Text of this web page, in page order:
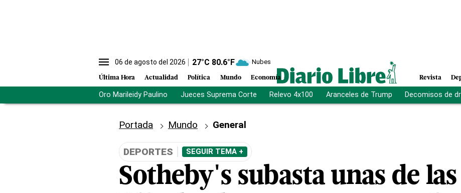
06 de agosto del 2026 27°C 80.6°F Nubes
Última Hora Actualidad Política Mundo Economía Revista
Oro Marileidy Paulino Jueces Suprema Corte Relevo 4x100 Aranceles de Trump Decomisos de
Portada Mundo General
DEPORTES SEGUIR TEMA +
Sotheby's subasta unas de